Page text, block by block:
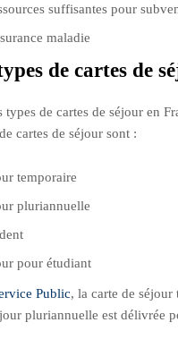
suffisantes pour
maladie
de cartes de
de cartes de séjour en
cartes de séjour sont :
temporaire
pluriannuelle
pour étudiant
Public, la carte de
pluriannuelle est délivrée